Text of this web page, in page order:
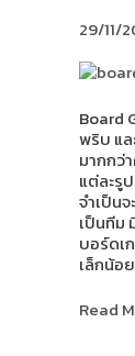
29/11/
Board
พริบ แล
มากกว่
แต่ละรู
จำเป็น
เป็นทีม
บอร์ดเ
เล็กน้อ
เกม
ประโย
แค่
ความ
สนุก!
Read